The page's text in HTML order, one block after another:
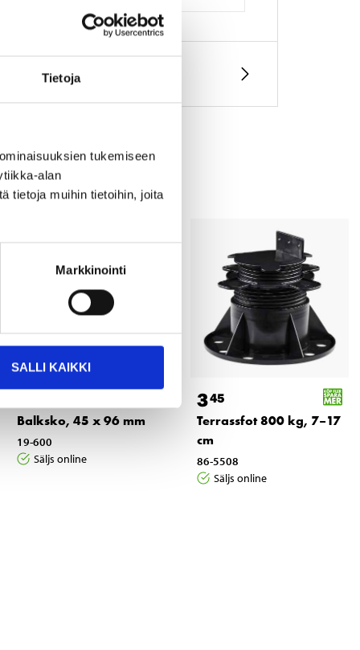
Tietoja
tukemiseen
alan
tietoja muihin tietoihin, joita
Markkinointi
SALLI KAIKKI
Balksko, 45 x 96 mm
19-600
Säljs online
345
Terrassfot 800 kg, 7–17
cm
86-5508
Säljs online